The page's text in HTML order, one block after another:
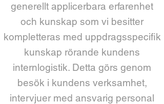
generellt applicerbara erfarenhet
och kunskap som vi besitter
kompletteras med uppdragsspecifik
kunskap rörande kundens
internlogistik. Detta görs genom
besök i kundens verksamhet,
intervjuer med ansvarig personal